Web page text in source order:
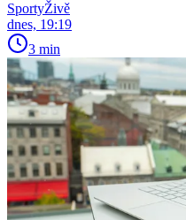
SportyŽivě
dnes, 19:19
3 min